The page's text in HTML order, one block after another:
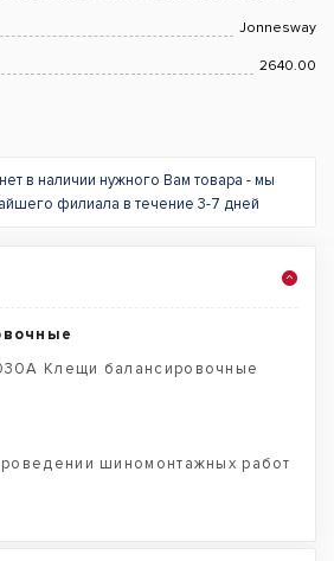
Jonnesway
2640.00
в наличии нужного Вам товара - мы
филиала в течение 3-7 дней
Клещи балансировочные
шиномонтажных работ